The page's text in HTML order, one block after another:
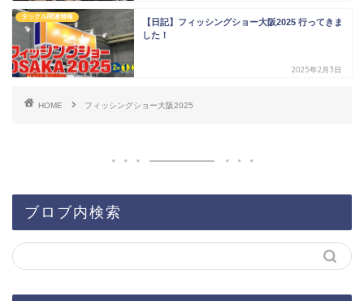
タックル関連情報
【日記】フィッシングショー大阪2025 行ってきま
した！
2025年2月3日
HOME フィッシングショー大阪2025
ブロブ内検索